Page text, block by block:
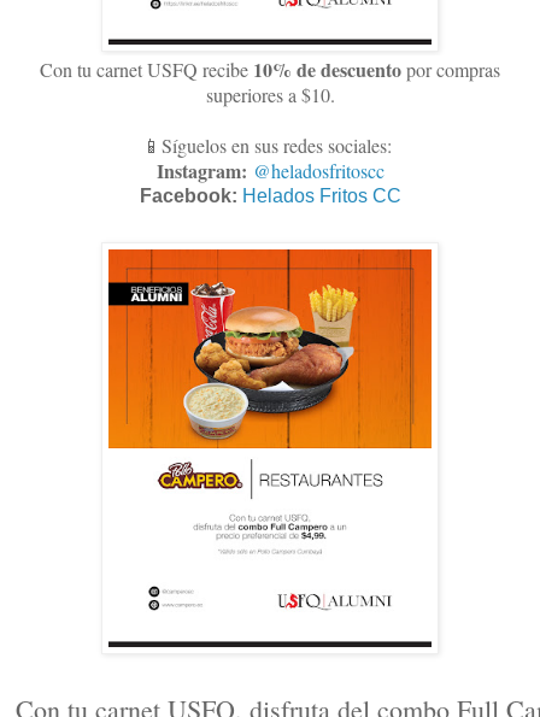
Con tu carnet USFQ recibe 10% de descuentopor compras
superiores a $10.
📱Síguelos en sus redes sociales:
Instagram: @heladosfritoscc
Facebook: Helados Fritos CC
Con tu carnet USFQ, disfruta del combo Full